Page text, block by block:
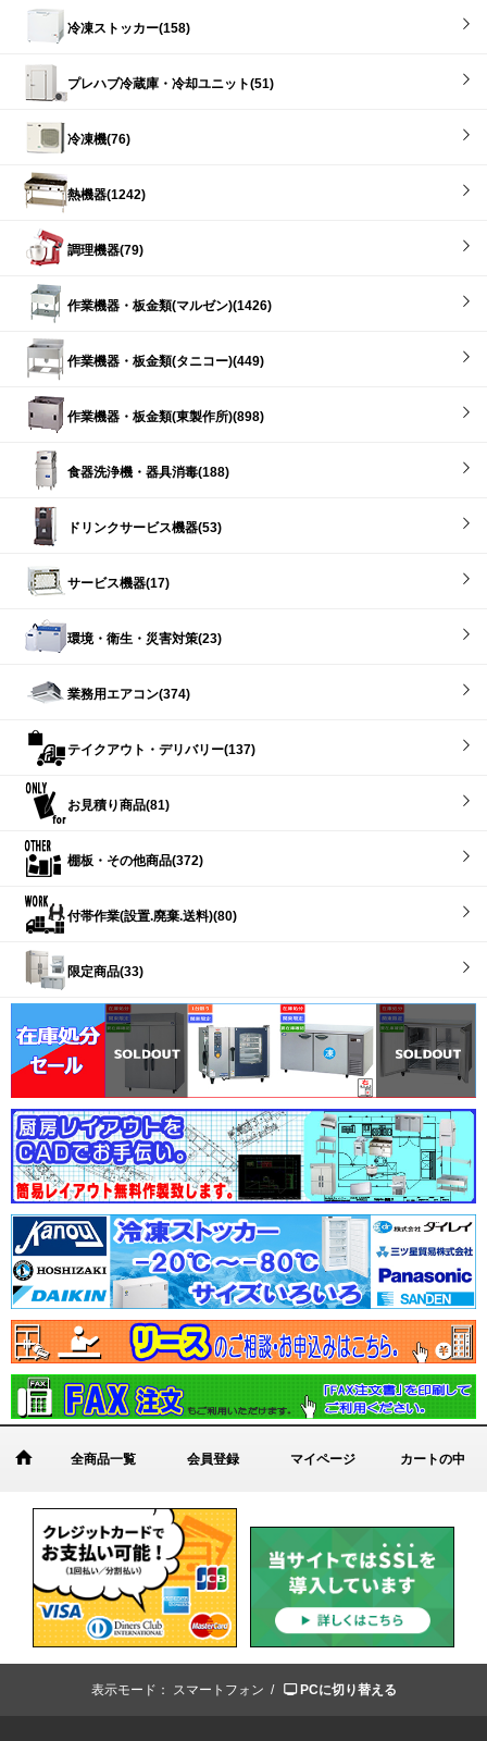
冷凍ストッカー(158)
プレハブ冷蔵庫・冷却ユニット(51)
冷凍機(76)
熱機器(1242)
調理機器(79)
作業機器・板金類(マルゼン)(1426)
作業機器・板金類(タニコー)(449)
作業機器・板金類(東製作所)(898)
食器洗浄機・器具消毒(188)
ドリンクサービス機器(53)
サービス機器(17)
環境・衛生・災害対策(23)
業務用エアコン(374)
テイクアウト・デリバリー(137)
お見積り商品(81)
棚板・その他商品(372)
付帯作業(設置.廃棄.送料)(80)
限定商品(33)
全商品一覧 会員登録 マイページ カートの中
表示モード： スマートフォン / PCに切り替える